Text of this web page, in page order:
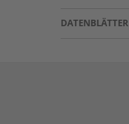
DATENBLÄTTER